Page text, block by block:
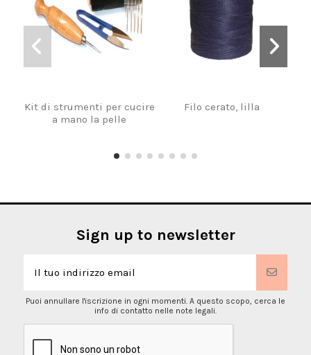
Kit di strumenti per cucire
a mano la pelle
Filo cerato, lilla
Sign up to newsletter
Puoi annullare l'iscrizione in ogni momenti. A questo scopo, cerca le
info di contatto nelle note legali.